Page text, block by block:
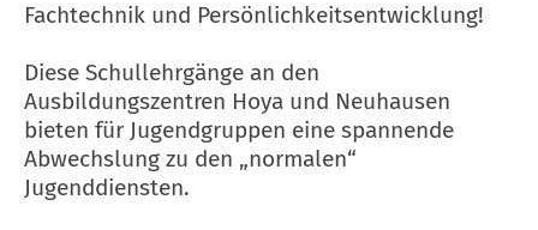
Fachtechnik und Persönlichkeitsentwicklung!
Diese Schullehrgänge an den
Ausbildungszentren Hoya und Neuhausen
bieten für Jugendgruppen eine spannende
Abwechslung zu den „normalen“
Jugenddiensten.